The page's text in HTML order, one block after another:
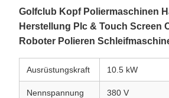
Golfclub Kopf Poliermaschinen
Herstellung Plc & Touch Screen
Roboter Polieren
Ausrüstungskraft 10.5 kW
Nennspannung 380 V